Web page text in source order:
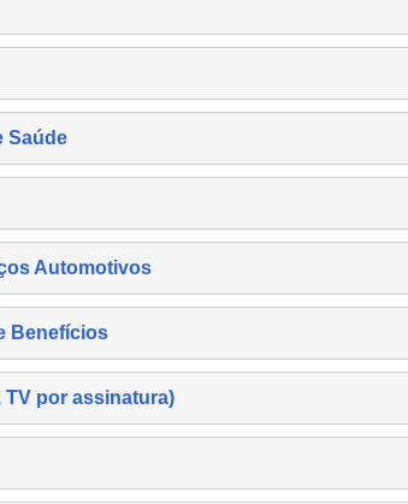
Saúde
Automotivos
Benefícios
TV por assinatura)